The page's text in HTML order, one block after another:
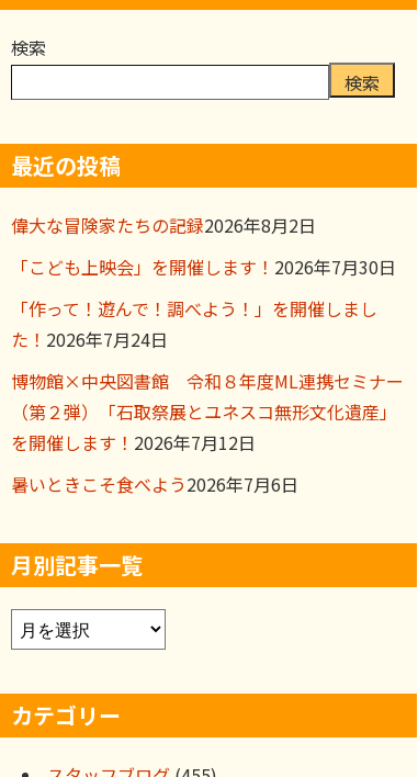
検索
検索
最近の投稿
偉大な冒険家たちの記録2026年8月2日
「こども上映会」を開催します！ 2026年7月30日
「作って！遊んで！調べよう！」を開催しまし
た！ 2026年7月24日
博物館×中央図書館 令和８年度ML連携セミナー
（第２弾）「石取祭展とユネスコ無形文化遺産」
を開催します！ 2026年7月12日
暑いときこそ食べよう2026年7月6日
月別記事一覧
ア
ー
イ
ブ
カテゴリー